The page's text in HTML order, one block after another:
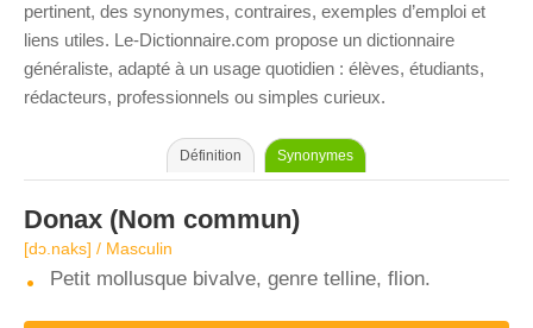
pertinent, des synonymes, contraires, exemples d’emploi et
liens utiles. Le-Dictionnaire.com propose un dictionnaire
généraliste, adapté à un usage quotidien : élèves, étudiants,
rédacteurs, professionnels ou simples curieux.
Définition Synonymes
Donax (Nom commun)
[dɔ.naks] / Masculin
Petit mollusque bivalve, genre telline, flion.